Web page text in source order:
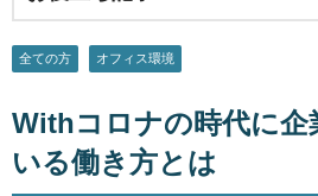
全ての方 オフィス環境
Withコロナの時代に企
いる働き方とは